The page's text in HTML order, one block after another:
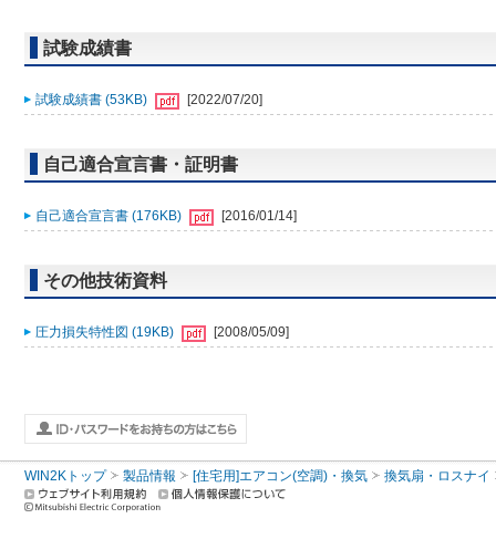
試験成績書
試験成績書 (53KB) [2022/07/20]
自己適合宣言書・証明書
自己適合宣言書 (176KB) [2016/01/14]
その他技術資料
圧力損失特性図 (19KB) [2008/05/09]
WIN2Kトップ 製品情報 [住宅用]エアコン(空調)・換気 換気扇・ロスナイ